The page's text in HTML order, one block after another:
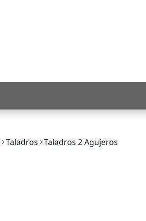
Taladros Taladros 2 Agujeros